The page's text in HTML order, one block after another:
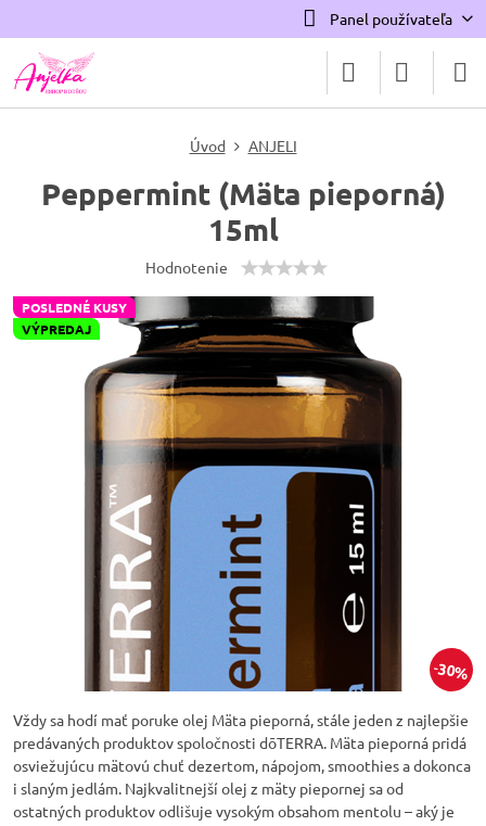
Panel používateľa
POSLEDNÉ KUSY
VÝPREDAJ
30%
Úvod ANJELI
Peppermint (Mäta pieporná)
15ml
Hodnotenie
Vždy sa hodí mať poruke olej Mäta pieporná, stále jeden z najlepšie
predávaných produktov spoločnosti dōTERRA. Mäta pieporná pridá
osviežujúcu mätovú chuť dezertom, nápojom, smoothies a dokonca
i slaným jedlám. Najkvalitnejší olej z mäty piepornej sa od
ostatných produktov odlišuje vysokým obsahom mentolu – aký je